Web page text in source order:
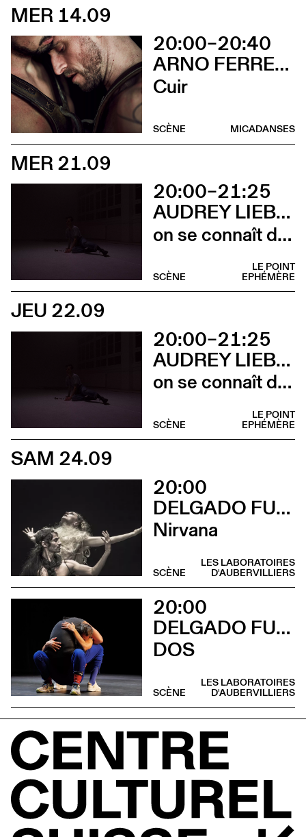
MER 14.09
20:00–20:40
ARNO FERRERA & GILLES POLET CIE UN LOUP POUR L'HOMME
Cuir
MICADANSES
SCÈNE
MER 21.09
20:00–21:25
AUDREY LIEBOT
on se connaît de la nuit
LE POINT
EPHÉMÈRE
SCÈNE
JEU 22.09
20:00–21:25
AUDREY LIEBOT
on se connaît de la nuit
LE POINT
EPHÉMÈRE
SCÈNE
SAM 24.09
20:00
DELGADO FUCHS
Nirvana
LES LABORATOIRES
D'AUBERVILLIERS
SCÈNE
20:00
DELGADO FUCHS
DOS
LES LABORATOIRES
D'AUBERVILLIERS
SCÈNE